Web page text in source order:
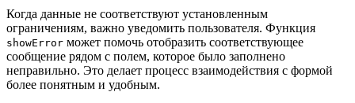
Когда данные не соответствуют установленным
ограничениям, важно уведомить пользователя. Функция
showError может помочь отобразить соответствующее
сообщение рядом с полем, которое было заполнено
неправильно. Это делает процесс взаимодействия с формой
более понятным и удобным.